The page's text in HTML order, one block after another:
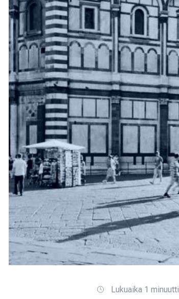
Lukuaika 1 minuutti